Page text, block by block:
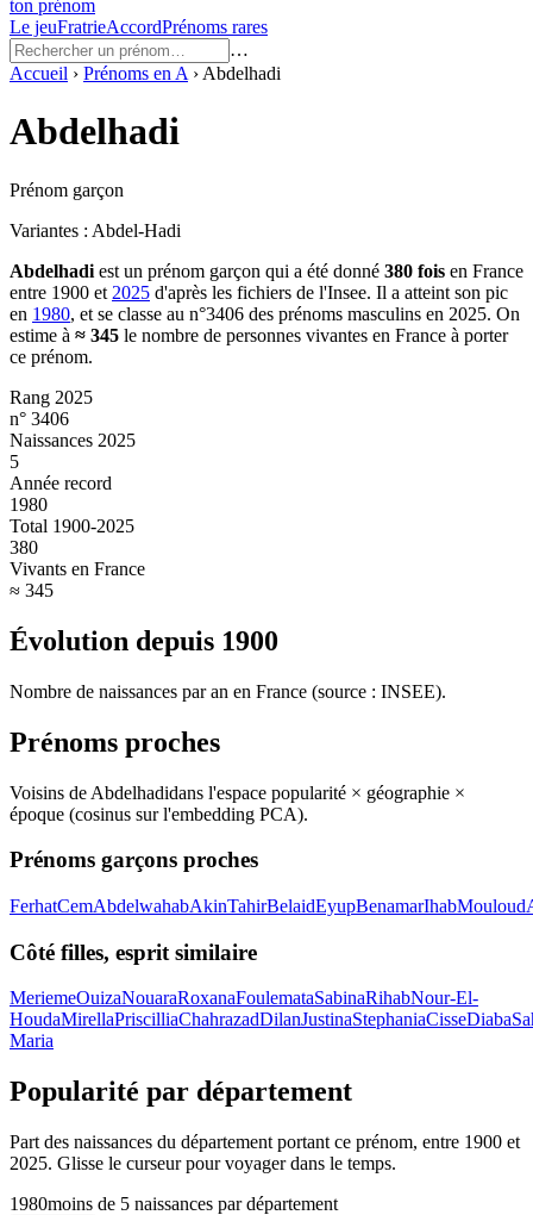
ton prénom
Le jeuFratrieAccordPrénoms rares
…
Accueil › Prénoms en A › Abdelhadi
Abdelhadi
Prénom garçon
Variantes : Abdel-Hadi
Abdelhadi est un prénom garçon qui a été donné 380 fois en France
entre 1900 et 2025 d'après les fichiers de l'Insee. Il a atteint son pic
en 1980, et se classe au n°3406 des prénoms masculins en 2025. On
estime à ≈ 345 le nombre de personnes vivantes en France à porter
ce prénom.
Rang 2025
n° 3406
Naissances 2025
5
Année record
1980
Total 1900-2025
380
Vivants en France
≈ 345
Évolution depuis 1900
Nombre de naissances par an en France (source : INSEE).
Prénoms proches
Voisins de Abdelhadidans l'espace popularité × géographie ×
époque (cosinus sur l'embedding PCA).
Prénoms garçons proches
FerhatCemAbdelwahabAkinTahirBelaidEyupBenamarIhabMouloud
Côté filles, esprit similaire
MeriemeOuizaNouaraRoxanaFoulemataSabinaRihabNour-El-
HoudaMirellaPriscilliaChahrazadDilanJustinaStephaniaCisseDiaba
Maria
Popularité par département
Part des naissances du département portant ce prénom, entre 1900 et
2025. Glisse le curseur pour voyager dans le temps.
1980moins de 5 naissances par département